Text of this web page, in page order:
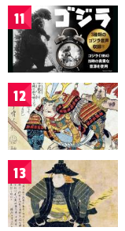
11
12
13